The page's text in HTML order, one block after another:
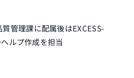
管理課に配属後はEXCESS-
ルプ作成を担当